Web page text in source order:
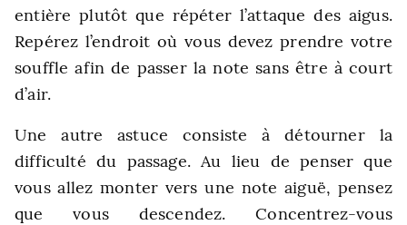
entière plutôt que répéter l’attaque des aigus.
Repérez l’endroit où vous devez prendre votre
souffle afin de passer la note sans être à court
d’air.
Une autre astuce consiste à détourner la
difficulté du passage. Au lieu de penser que
vous allez monter vers une note aiguë, pensez
que vous descendez. Concentrez-vous